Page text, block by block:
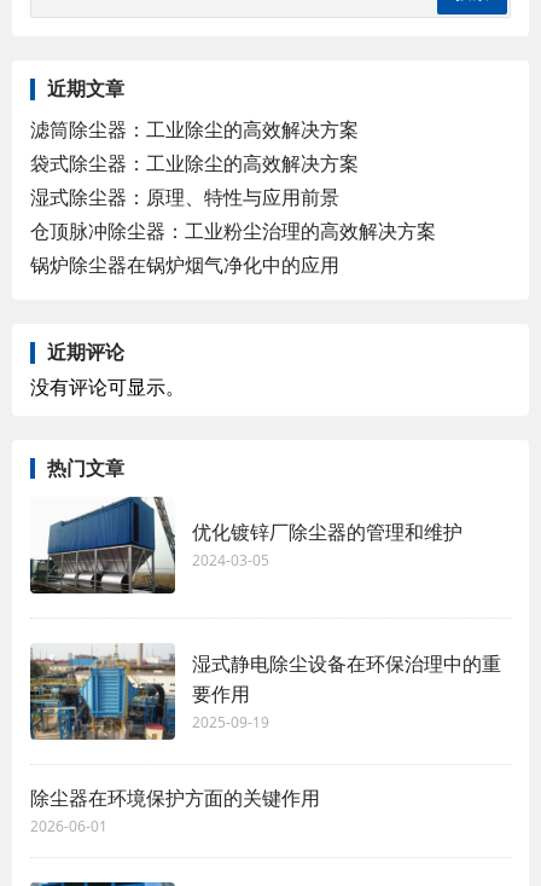
近期文章
滤筒除尘器：工业除尘的高效解决方案
袋式除尘器：工业除尘的高效解决方案
湿式除尘器：原理、特性与应用前景
仓顶脉冲除尘器：工业粉尘治理的高效解决方案
锅炉除尘器在锅炉烟气净化中的应用
近期评论
没有评论可显示。
热门文章
优化镀锌厂除尘器的管理和维护
2024-03-05
湿式静电除尘设备在环保治理中的重
要作用
2025-09-19
除尘器在环境保护方面的关键作用
2026-06-01